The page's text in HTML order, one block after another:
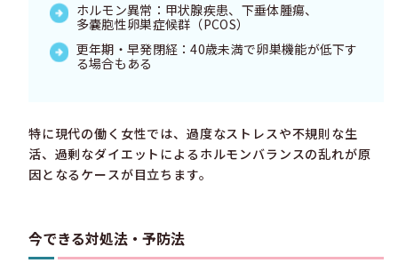
ホルモン異常：甲状腺疾患、下垂体腫瘍、
多嚢胞性卵巣症候群 （PCOS）
更年期・早発閉経：40歳未満で卵巣機能が低下す
る場合もある
特に現代の働く女性では、過度なストレスや不規則な生
活、過剰なダイエットによるホルモンバランスの乱れが原
因となるケースが目立ちます。
今できる対処法・予防法